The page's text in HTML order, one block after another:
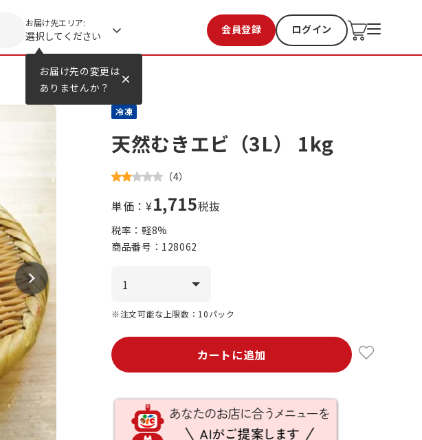
お届け先の変更は
ありませんか？
お届け先エリア:
選択してください 会員登録 ログイン
お気に入り 過去購入
冷凍
天然むきエビ（3L） 1kg
（4）
単価：¥1,715税抜
税率：軽8%
商品番号： 128062
※注文可能な上限数：10パック
カートに追加